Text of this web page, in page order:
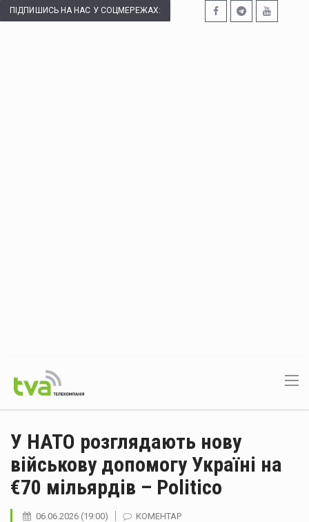
ПІДПИШИСЬ НА НАС У СОЦМЕРЕЖАХ:
У НАТО розглядають нову
військову допомогу Україні на
€70 мільярдів – Politico
06.06.2026 (19:00) КОМЕНТАР